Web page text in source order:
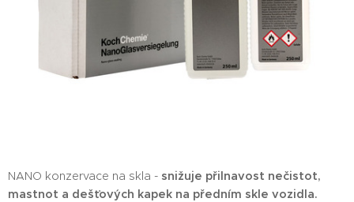
NANO konzervace na skla - snižuje přilnavost nečistot,
mastnot a dešťových kapek na předním skle vozidla.